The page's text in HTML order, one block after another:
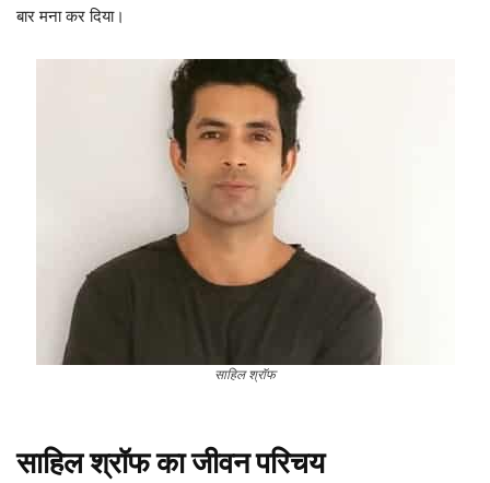
बार मना कर दिया।
साहिल श्रॉफ
साहिल श्रॉफका जीवन परिचय